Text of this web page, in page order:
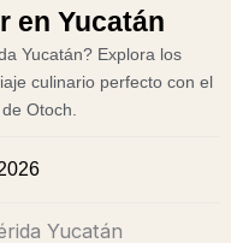
en Yucatán
Yucatán? Explora los
culinario perfecto con el
Otoch.